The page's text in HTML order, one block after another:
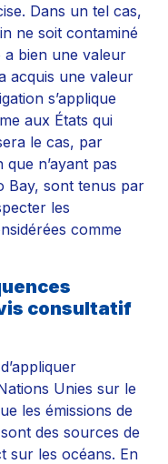
Dans un tel cas,
ne soit contaminé
bien une valeur
acquis une valeur
s’applique
aux États qui
le cas, par
n’ayant pas
Bay, sont tenus par
les
comme
consultatif
Unies sur le
les émissions de
des sources de
sur les océans. En